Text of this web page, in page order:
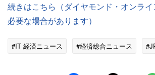
続きはこちら（ダイヤモンド・オンラ
必要な場合があります）
#IT 経済ニュース #経済総合ニュース